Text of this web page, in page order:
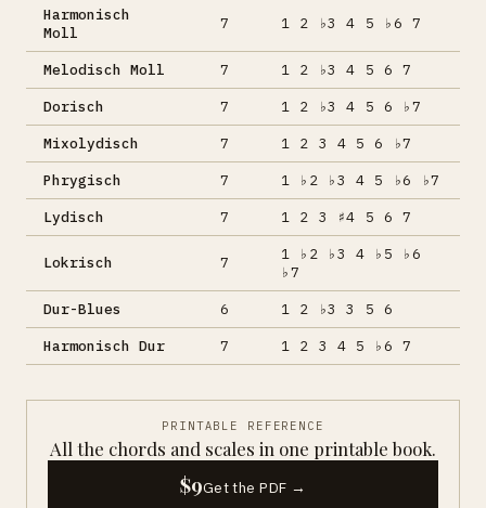
Harmonisch
Moll
7 1 2 ♭3 4 5 ♭6 7
Melodisch Moll 7
1 2 ♭3 4 5 6 7
Dorisch
7
1 2 ♭3 4 5 6 ♭7
Mixolydisch
7
1 2 3 4 5 6 ♭7
Phrygisch
7
1 ♭2 ♭3 4 5 ♭6 ♭7
Lydisch
7 1 2 3 ♯4 5 6 7
Lokrisch 7
1 ♭2 ♭3 4 ♭5 ♭6
♭7
Dur-Blues
6
1 2 ♭3 3 5 6
Harmonisch Dur
7 1 2 3 4 5 ♭6 7
PRINTABLE REFERENCE
All the chords and scales in one printable book.
$9Get the PDF →